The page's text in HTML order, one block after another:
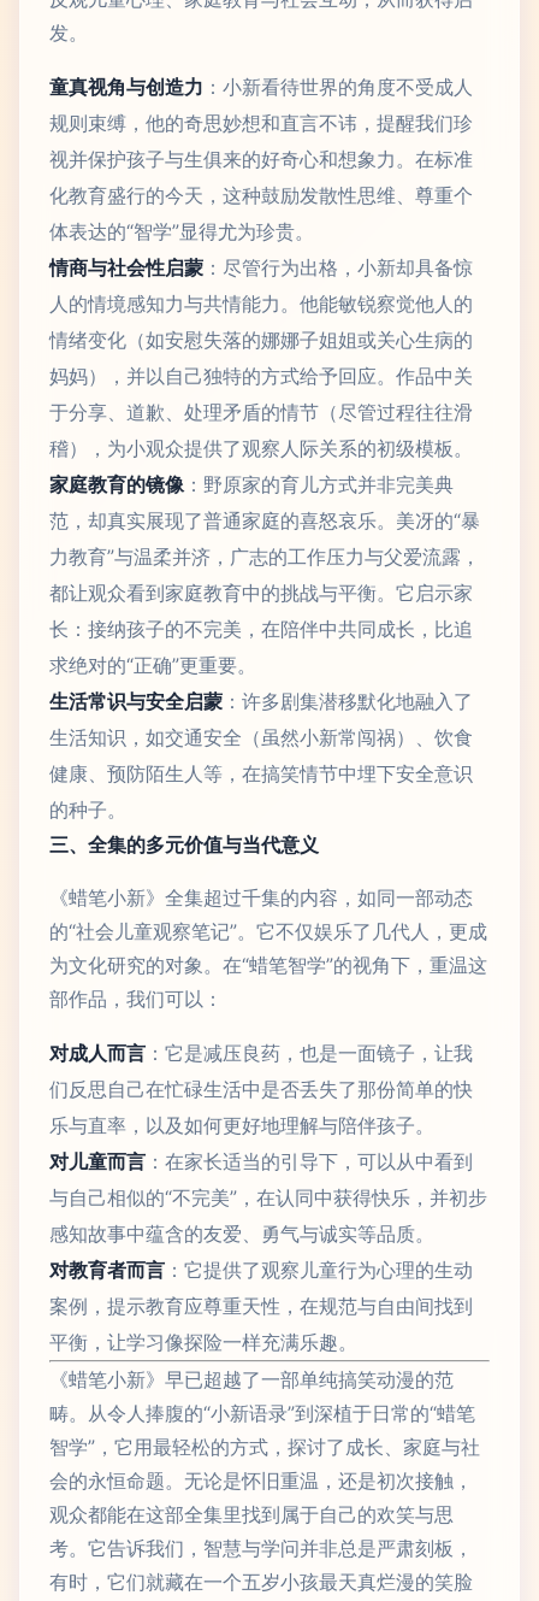
发。
童真视角与创造力 ：小新看待世界的角度不受成人
规则束缚，他的奇思妙想和直言不讳，提醒我们珍
视并保护孩子与生俱来的好奇心和想象力。在标准
化教育盛行的今天，这种鼓励发散性思维、尊重个
体表达的“智学”显得尤为珍贵。
情商与社会性启蒙 ：尽管行为出格，小新却具备惊
人的情境感知力与共情能力。他能敏锐察觉他人的
情绪变化（如安慰失落的娜娜子姐姐或关心生病的
妈妈），并以自己独特的方式给予回应。作品中关
于分享、道歉、处理矛盾的情节（尽管过程往往滑
稽），为小观众提供了观察人际关系的初级模板。
家庭教育的镜像 ：野原家的育儿方式并非完美典
范，却真实展现了普通家庭的喜怒哀乐。美冴的“暴
力教育”与温柔并济，广志的工作压力与父爱流露，
都让观众看到家庭教育中的挑战与平衡。它启示家
长：接纳孩子的不完美，在陪伴中共同成长，比追
求绝对的“正确”更重要。
生活常识与安全启蒙 ：许多剧集潜移默化地融入了
生活知识，如交通安全（虽然小新常闯祸）、饮食
健康、预防陌生人等，在搞笑情节中埋下安全意识
的种子。
三、全集的多元价值与当代意义
《蜡笔小新》全集超过千集的内容，如同一部动态
的“社会儿童观察笔记”。它不仅娱乐了几代人，更成
为文化研究的对象。在“蜡笔智学”的视角下，重温这
部作品，我们可以：
对成人而言 ：它是减压良药，也是一面镜子，让我
们反思自己在忙碌生活中是否丢失了那份简单的快
乐与直率，以及如何更好地理解与陪伴孩子。
对儿童而言 ：在家长适当的引导下，可以从中看到
与自己相似的“不完美”，在认同中获得快乐，并初步
感知故事中蕴含的友爱、勇气与诚实等品质。
对教育者而言 ：它提供了观察儿童行为心理的生动
案例，提示教育应尊重天性，在规范与自由间找到
平衡，让学习像探险一样充满乐趣。
《蜡笔小新》早已超越了一部单纯搞笑动漫的范
畴。从令人捧腹的“小新语录”到深植于日常的“蜡笔
智学”，它用最轻松的方式，探讨了成长、家庭与社
会的永恒命题。无论是怀旧重温，还是初次接触，
观众都能在这部全集里找到属于自己的欢笑与思
考。它告诉我们，智慧与学问并非总是严肃刻板，
有时，它们就藏在一个五岁小孩最天真烂漫的笑脸